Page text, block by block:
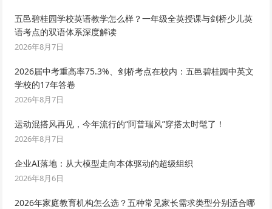
五邑碧桂园学校英语教学怎么样？一年级全英授课与剑桥少儿英
语考点的双语体系深度解读
2026年8月7日
2026届中考重高率75.3%、剑桥考点在校内：五邑碧桂园中英文
学校的17年答卷
2026年8月7日
运动混搭风再见，今年流行的“阿普瑞风”穿搭太时髦了！
2026年8月7日
企业AI落地：从大模型走向本体驱动的超级组织
2026年8月6日
2026年家庭教育机构怎么选？五种常见家长需求类型分别适合哪